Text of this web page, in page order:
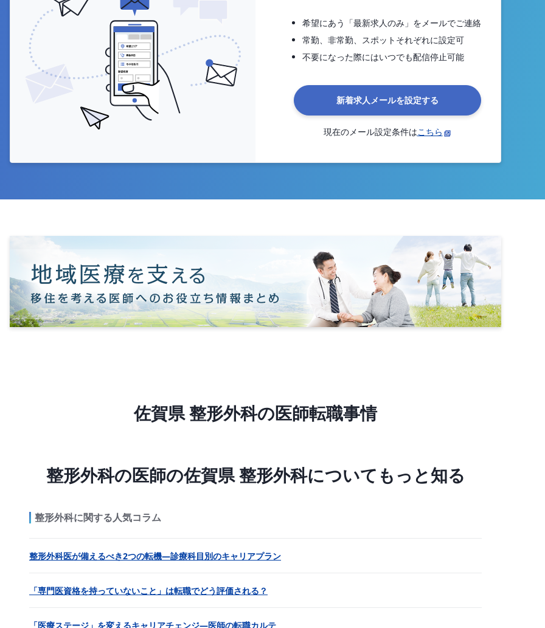
希望にあう「最新求人のみ」をメールでご連絡
常勤、非常勤、スポットそれぞれに設定可
不要になった際にはいつでも配信停止可能
新着求人メールを設定する
現在のメール設定条件はこちら
佐賀県 整形外科の医師転職事情
整形外科の医師の佐賀県 整形外科についてもっと知る
整形外科に関する人気コラム
整形外科医が備えるべき2つの転機―診療科目別のキャリアプラン
「専門医資格を持っていないこと」は転職でどう評価される？
「医療ステージ」を変えるキャリアチェンジ―医師の転職カルテ